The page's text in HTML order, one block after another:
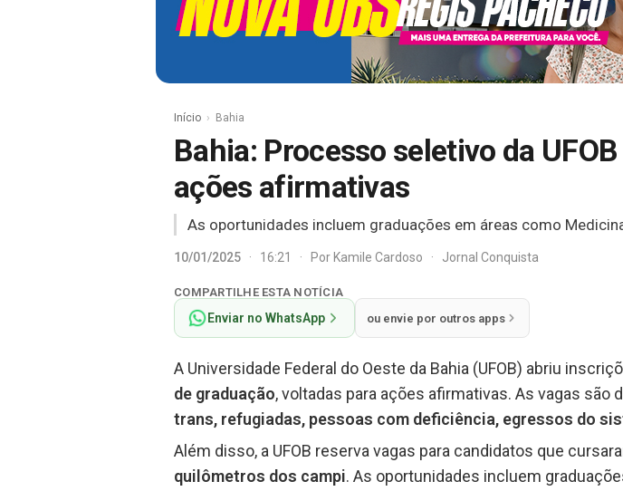
Início Bahia
Bahia: Processo seletivo da
ações afirmativas
As oportunidades incluem graduações em áreas como
10/01/2025 · 16:21 · PorKamile Cardoso · Jornal Conquista
COMPARTILHE ESTA NOTÍCIA
Enviar no WhatsApp ou envie por outros apps
A Universidade Federal do Oeste da Bahia (UFOB) abriu
de graduação, voltadas para ações afirmativas. As vagas são
trans, refugiadas, pessoas com deficiência, egressos do
Além disso, a UFOB reserva vagas para candidatos que
quilômetros dos campi. As oportunidades incluem